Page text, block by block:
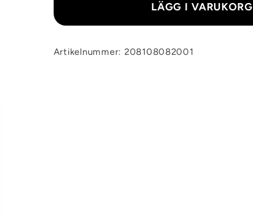
LÄGG I VARUKORG
Artikelnummer: 208108082001